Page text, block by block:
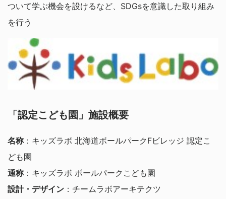
ついて学ぶ機会を設けるなど、SDGsを意識した取り組み
を行う
「認定こども園」施設概要
名称：キッズラボ 北海道ボールパークFビレッジ 認定こ
ども園
通称：キッズラボ ボールパークこども園
設計・デザイン ：チームラボアーキテクツ